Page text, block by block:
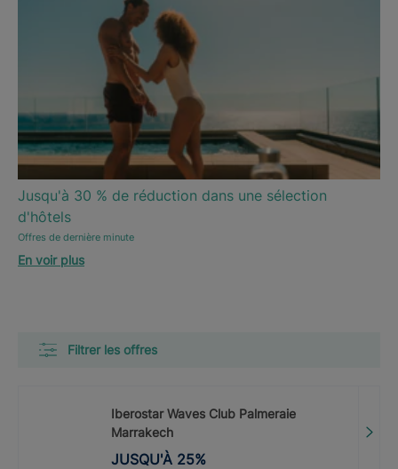
Jusqu'à 30 % de réduction dans une sélection
d'hôtels
Offres de dernière minute
En voir plus
Filtrer les offres
Iberostar Waves Club Palmeraie
Marrakech
JUSQU'À 25%